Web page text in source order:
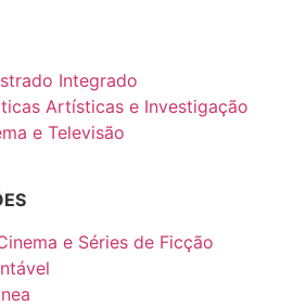
Integrado
Artísticas e Investigação
e Televisão
e Séries de Ficção